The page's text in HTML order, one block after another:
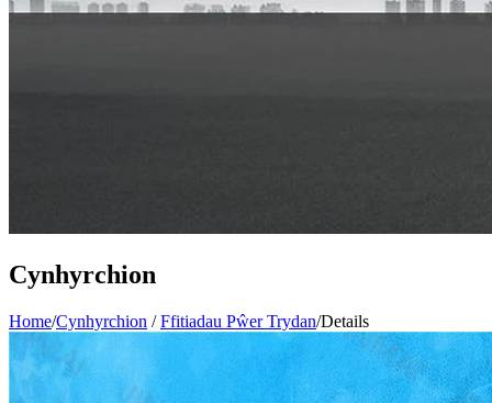
Cynhyrchion
Home/Cynhyrchion / Ffitiadau Pŵer Trydan/Details